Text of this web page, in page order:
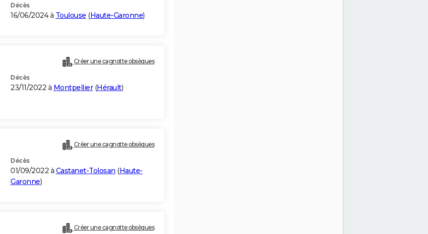
Décès
16/06/2024 à Toulouse (Haute-Garonne)
Créer une cagnotte obsèques
Décès
23/11/2022 à Montpellier(Hérault)
Créer une cagnotte obsèques
Décès
01/09/2022 à Castanet-Tolosan (Haute-
Garonne)
Créer une cagnotte obsèques